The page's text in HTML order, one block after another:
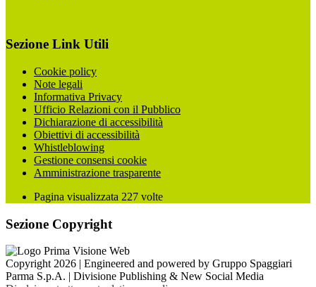
Sezione Link Utili
Cookie policy
Note legali
Informativa Privacy
Ufficio Relazioni con il Pubblico
Dichiarazione di accessibilità
Obiettivi di accessibilità
Whistleblowing
Gestione consensi cookie
Amministrazione trasparente
Pagina visualizzata 227 volte
Sezione Copyright
Copyright 2026 | Engineered and powered by Gruppo Spaggiari
Parma S.p.A. | Divisione Publishing & New Social Media